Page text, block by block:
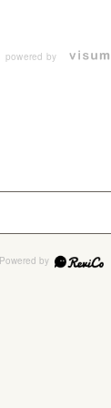
powered by